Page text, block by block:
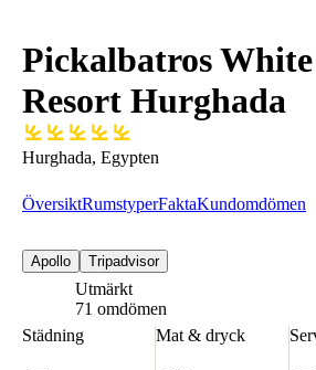
Pickalbatros White
Resort Hurghada
Hurghada, Egypten
ÖversiktRumstyperFaktaKundomdömen
Apollo Tripadvisor
Utmärkt
71 omdömen
Städning
Mat & dryck